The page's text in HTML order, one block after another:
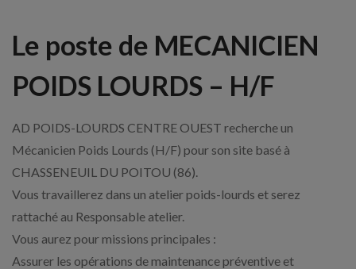
Le poste de MECANICIEN
POIDS LOURDS – H/F
AD POIDS-LOURDS CENTRE OUEST recherche un
Mécanicien Poids Lourds (H/F) pour son site basé à
CHASSENEUIL DU POITOU (86).
Vous travaillerez dans un atelier poids-lourds et serez
rattaché au Responsable atelier.
Vous aurez pour missions principales :
Assurer les opérations de maintenance préventive et